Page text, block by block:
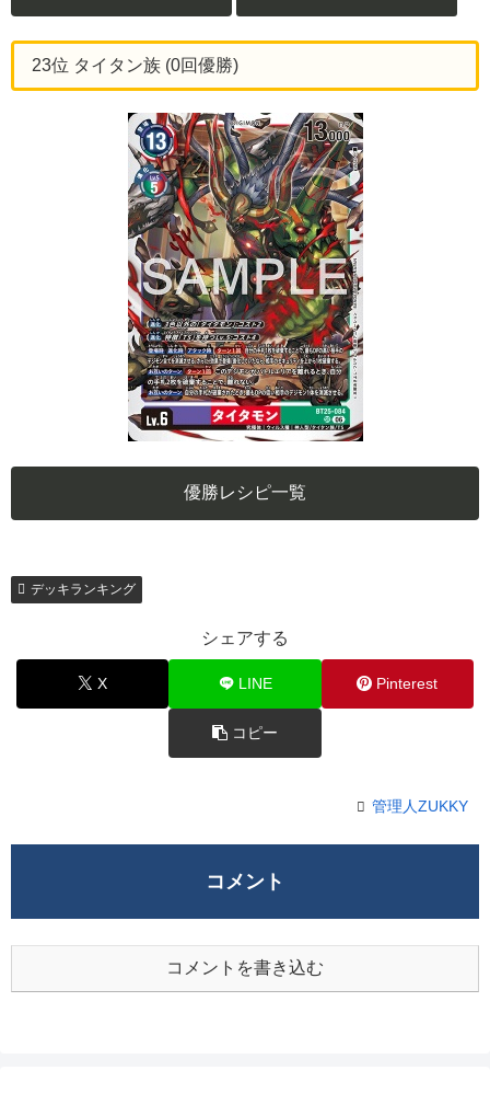
23位 タイタン族 (0回優勝)
優勝レシピ一覧
デッキランキング
シェアする
X LINE Pinterest
コピー
管理人ZUKKY
コメント
コメントを書き込む